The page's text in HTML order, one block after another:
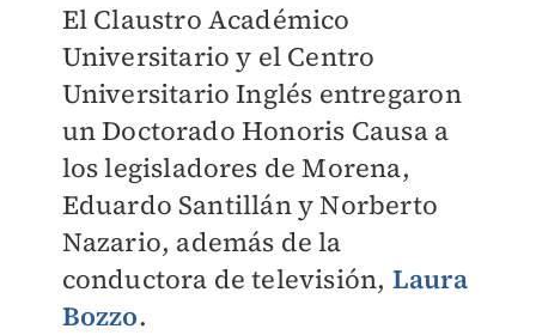
El Claustro Académico
Universitario y el Centro
Universitario Inglés entregaron
un Doctorado Honoris Causa a
los legisladores de Morena,
Eduardo Santillán y Norberto
Nazario, además de la
conductora de televisión, Laura
Bozzo.